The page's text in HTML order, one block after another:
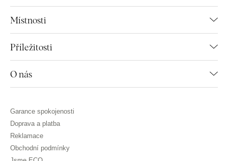
Místnosti
Příležitosti
O nás
Garance spokojenosti
Doprava a platba
Reklamace
Obchodní podmínky